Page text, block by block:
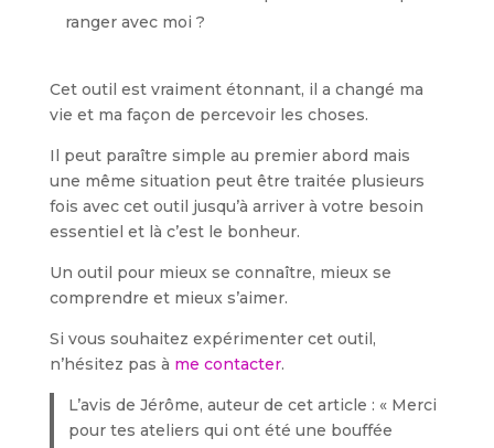
ranger avec moi ?
Cet outil est vraiment étonnant, il a changé ma
vie et ma façon de percevoir les choses.
Il peut paraître simple au premier abord mais
une même situation peut être traitée plusieurs
fois avec cet outil jusqu’à arriver à votre besoin
essentiel et là c’est le bonheur.
Un outil pour mieux se connaître, mieux se
comprendre et mieux s’aimer.
Si vous souhaitez expérimenter cet outil,
n’hésitez pas à me contacter.
L’avis de Jérôme, auteur de cet article : « Merci
pour tes ateliers qui ont été une bouffée